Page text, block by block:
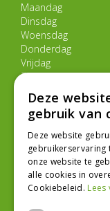
Maandag
Dinsdag
Woensdag
Donderdag
Vrijdag
Zaterdag
Van 17 juli t/m 29
Hoe
Deze
gebruik van
Deze website
onze website te
alle cookies in
Cookiebeleid. Lees